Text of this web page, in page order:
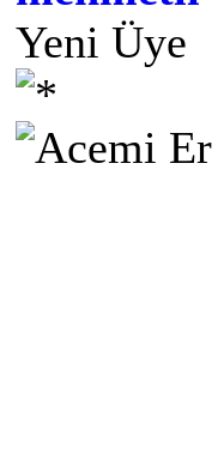
Yeni Üye